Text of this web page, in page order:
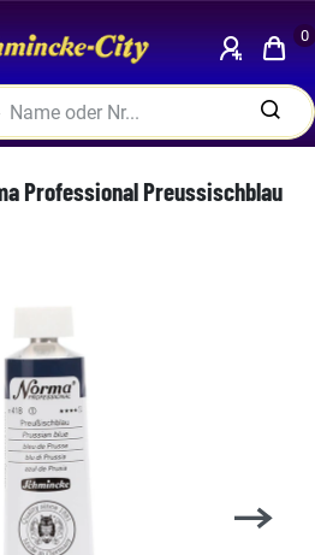
0
Professional Preussischblau